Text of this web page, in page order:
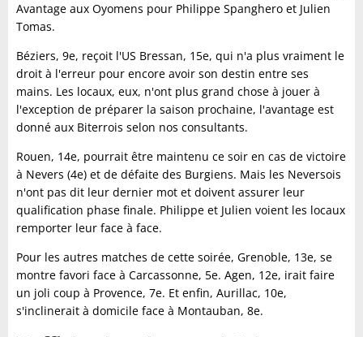
Avantage aux Oyomens pour Philippe Spanghero et Julien
Tomas.
Béziers, 9e, reçoit l'US Bressan, 15e, qui n'a plus vraiment le
droit à l'erreur pour encore avoir son destin entre ses
mains. Les locaux, eux, n'ont plus grand chose à jouer à
l'exception de préparer la saison prochaine, l'avantage est
donné aux Biterrois selon nos consultants.
Rouen, 14e, pourrait être maintenu ce soir en cas de victoire
à Nevers (4e) et de défaite des Burgiens. Mais les Neversois
n'ont pas dit leur dernier mot et doivent assurer leur
qualification phase finale. Philippe et Julien voient les locaux
remporter leur face à face.
Pour les autres matches de cette soirée, Grenoble, 13e, se
montre favori face à Carcassonne, 5e. Agen, 12e, irait faire
un joli coup à Provence, 7e. Et enfin, Aurillac, 10e,
s'inclinerait à domicile face à Montauban, 8e.